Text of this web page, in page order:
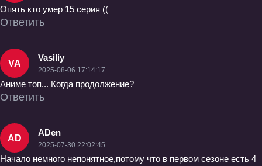
Опять кто умер 15 серия ((
Ответить
VA
Vasiliy
2025-08-06 17:14:17
Аниме топ... Когда продолжение?
Ответить
AD
ADen
2025-07-30 22:02:45
Начало немного непонятное,потому что в первом сезоне есть 4